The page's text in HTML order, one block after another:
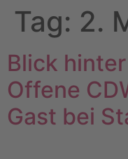
Tag: 2.
Blick
Offene
Gast bei